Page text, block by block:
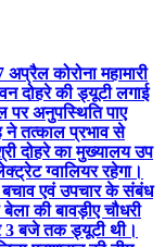
कोरोना महामारी
दोहरे की ड्यूटी लगाई
पर अनुपस्थिति पाए
ने तत्काल प्रभाव से
दोहरे का मुख्यालय उप
ग्वालियर रहेगा।
बचाव एवं उपचार के संबंध
की बावड़ीए चौधरी
3 बजे तक ड्यूटी थी।